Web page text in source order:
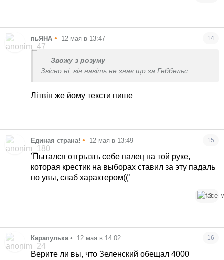
пьЯНА • 12 мая в 13:47 14
Звожу з розуму
Звісно ні, він навіть не знає що за Геббельс.
Літвін же йому тексти пише
Единая страна! • 12 мая в 13:49 15
’Пытался отгрызть себе палец на той руке,
которая крестик на выборах ставил за эту падаль
но увы, слаб характером((’
3
Карапулька • 12 мая в 14:02 16
Верите ли вы, что Зеленский обещал 4000